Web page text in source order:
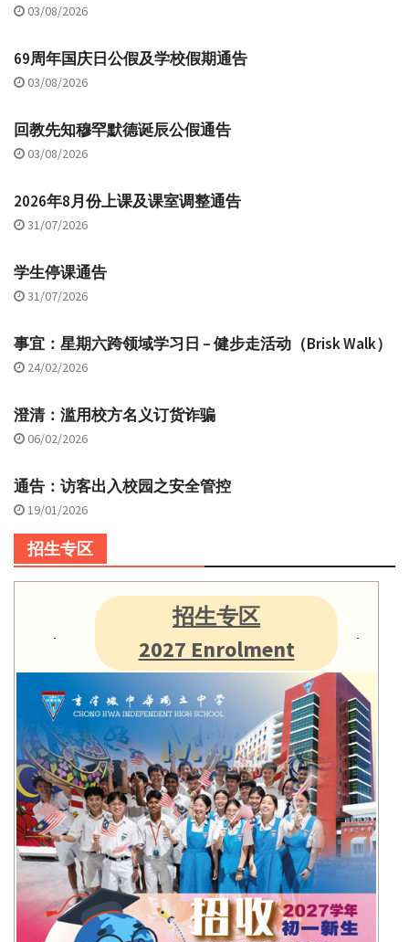
03/08/2026
69周年国庆日公假及学校假期通告
03/08/2026
回教先知穆罕默德诞辰公假通告
03/08/2026
2026年8月份上课及课室调整通告
31/07/2026
学生停课通告
31/07/2026
事宜：星期六跨领域学习日 – 健步走活动（Brisk Walk）
24/02/2026
澄清：滥用校方名义订货诈骗
06/02/2026
通告：访客出入校园之安全管控
19/01/2026
招生专区
招生专区
2027 Enrolment